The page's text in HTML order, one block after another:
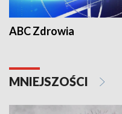
ABC Zdrowia
MNIEJSZOŚCI